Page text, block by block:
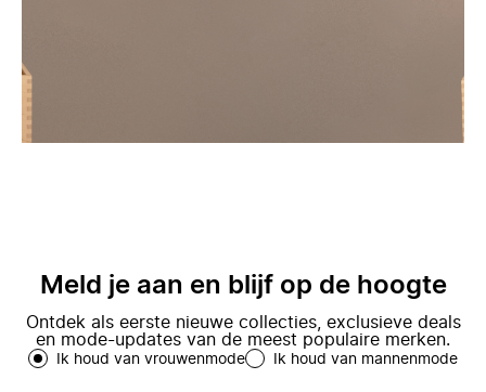
Meld je aan en blijf op de hoogte
Ontdek als eerste nieuwe collecties, exclusieve deals
en mode-updates van de meest populaire merken.
Ik houd van vrouwenmode Ik houd van mannenmode